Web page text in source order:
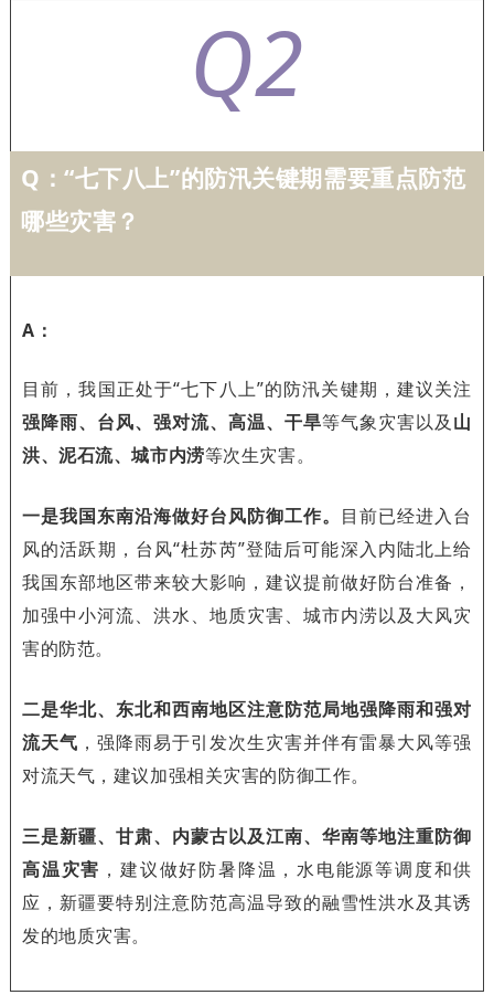
Q2
Q：“七下八上”的防汛关键期需要重点防范
哪些灾害？
A：
目前，我国正处于“七下八上”的防汛关键期，建议关注
强降雨、台风、强对流、高温、干旱等气象灾害以及 山
洪、泥石流、城市内涝等次生灾害。
一是我国东南沿海做好台风防御工作。 目前已经进入台
风的活跃期，台风“杜苏芮”登陆后可能深入内陆北上给
我国东部地区带来较大影响，建议提前做好防台准备，
加强中小河流、洪水、地质灾害、城市内涝以及大风灾
害的防范。
二是华北、东北和西南地区注意防范局地强降雨和强对
流天气 ，强降雨易于引发次生灾害并伴有雷暴大风等强
对流天气，建议加强相关灾害的防御工作。
三是新疆、甘肃、内蒙古以及江南、华南等地注重防御
高温灾害 ，建议做好防暑降温，水电能源等调度和供
应，新疆要特别注意防范高温导致的融雪性洪水及其诱
发的地质灾害。